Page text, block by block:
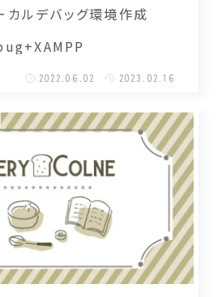
ルデバッグ環境作成
2022.06.02 2023.02.16